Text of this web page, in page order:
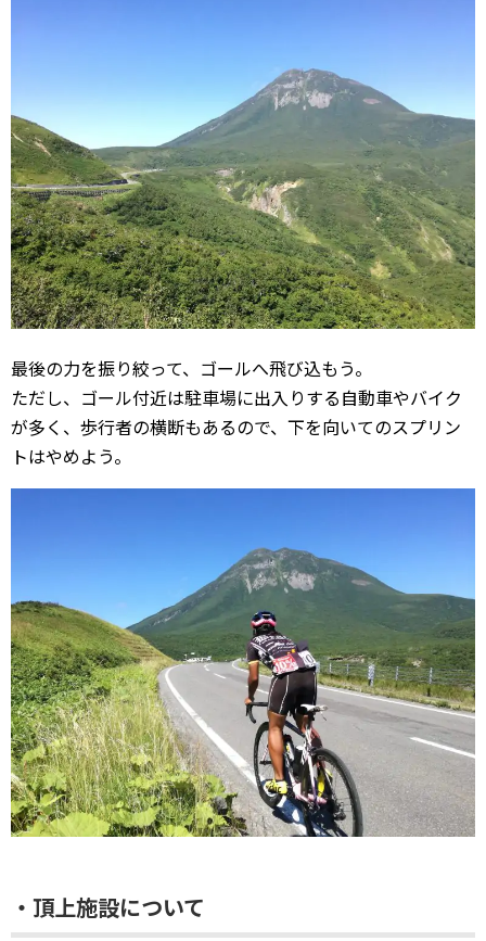
最後の力を振り絞って、ゴールへ飛び込もう。
ただし、ゴール付近は駐車場に出入りする自動車やバイク
が多く、歩行者の横断もあるので、下を向いてのスプリン
トはやめよう。
・頂上施設について